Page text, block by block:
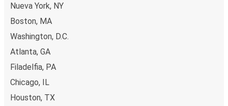
Nueva York, NY
Boston, MA
Washington, D.C.
Atlanta, GA
Filadelfia, PA
Chicago, IL
Houston, TX